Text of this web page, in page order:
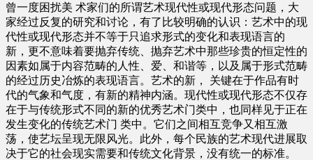
曾一度困扰美 术家们的所谓艺术现代性或现代形态问题，大
家经过反复的研究和讨论，有了比较明确的认识：艺术中的现
代性或现代形态并不等于只追求形式的变化和表现语言的
新，更不意味着要抛弃传统、抛弃艺术中那些珍贵的恒定性的
因素如属于内容范畴的人性、爱、和谐等，以及属于形式范畴
的经过历史冶炼的表现语言。艺术的新， 关键在于作品有时
代的气象和气度，有新的精神内涵。现代性或现代形态不仅存
在于与传统形式不同的新的优秀艺术门类中，也同样见于正在
发生变化的传统艺术门 类中。它们之间相互竞争又相互激
荡，使艺坛呈现无限风光。此外，每个民族的艺术现代进展取
决于它的社会现实需要和传统文化背景，没有统一的标准。